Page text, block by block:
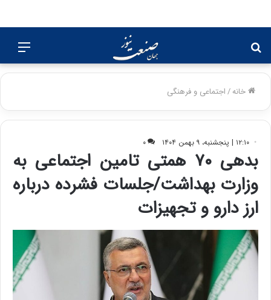
برای
خانه/اجتماعی و فرهنگی
۱۲:۱۰ | پنجشنبه، ۹ بهمن ۱۴۰۴ ۰
بدهی ۷۰ همتی تامین اجتماعی به
وزارت بهداشت/جلسات فشرده درباره
ارز دارو و تجهیزات